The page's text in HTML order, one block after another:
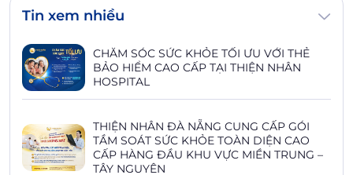
Tin xem nhiều
CHĂM SÓC SỨC KHỎE TỐI ƯU VỚI THẺ
BẢO HIỂM CAO CẤP TẠI THIỆN NHÂN
HOSPITAL
THIỆN NHÂN ĐÀ NẴNG CUNG CẤP GÓI
TẦM SOÁT SỨC KHỎE TOÀN DIỆN CAO
CẤP HÀNG ĐẦU KHU VỰC MIỀN TRUNG –
TÂY NGUYÊN